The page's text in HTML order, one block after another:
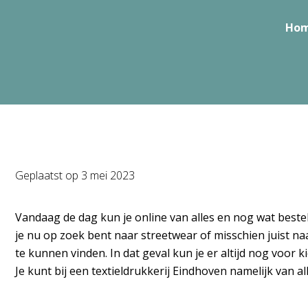
Geplaatst op 3 mei 2023
Vandaag de dag kun je online van alles en nog wat
je nu op zoek bent naar streetwear of misschien juist
te kunnen vinden. In dat geval kun je er altijd nog voor
Je kunt bij een textieldrukkerij Eindhoven namelijk van